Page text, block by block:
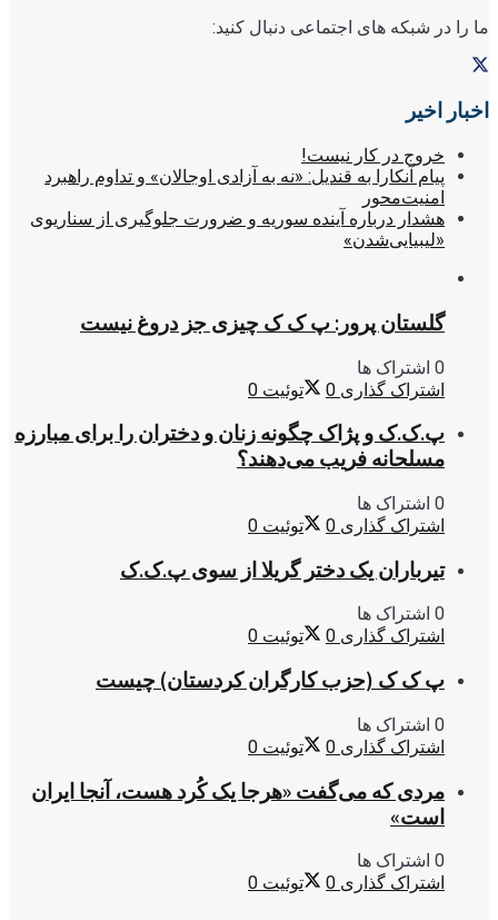
ما را در شبکه های اجتماعی دنبال کنید:
اخبار اخیر
خروج در کار نیست!
پیام آنکارا به قندیل: «نه به آزادی اوجالان» و تداوم راهبرد
امنیت‌محور
هشدار درباره آینده سوریه و ضرورت جلوگیری از سناریوی
«لیبیایی‌شدن»
گلستان پرور: پ ک ک چیزی جز دروغ نیست
0 اشتراک ها
اشتراک گذاری 0 توئیت 0
پ.ک.ک و پژاک چگونه زنان و دختران را برای مبارزه
مسلحانه فریب می‌دهند؟
0 اشتراک ها
اشتراک گذاری 0 توئیت 0
تیرباران یک دختر گریلا از سوی پ.ک.ک
0 اشتراک ها
اشتراک گذاری 0 توئیت 0
پ ک ک (حزب کارگران کردستان) چیست
0 اشتراک ها
اشتراک گذاری 0 توئیت 0
مردی که می‌گفت «هرجا یک کُرد هست، آنجا ایران
است»
0 اشتراک ها
اشتراک گذاری 0 توئیت 0